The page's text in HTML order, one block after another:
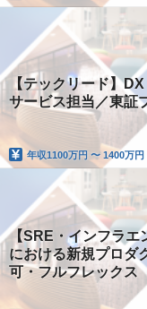
【テックリード】
サービス担当／東証
年収1100万円 〜 1400万円
【SRE・インフラエ
における新規プロダ
可・フルフレックス